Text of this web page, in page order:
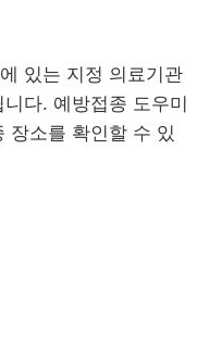
있는 지정 의료기관
다. 예방접종 도우미
장소를 확인할 수 있